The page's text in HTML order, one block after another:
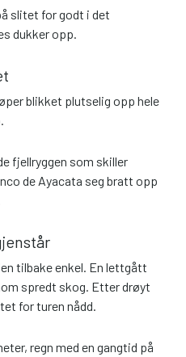
slitet for godt i det
dukker opp.
blikket plutselig opp hele
fjellryggen som skiller
de Ayacata seg bratt opp
tilbake enkel. En lettgått
spredt skog. Etter drøyt
for turen nådd.
regn med en gangtid på